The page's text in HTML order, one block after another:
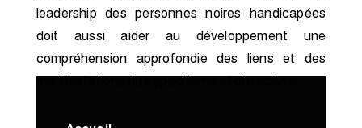
leadership des personnes noires handicapées
doit aussi aider au développement une
compréhension approfondie des liens et des
manifestations du capacitisme et du racisme.